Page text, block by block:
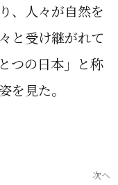
、人々が自然を
と受け継がれて
つの日本」と称
を見た。
次へ